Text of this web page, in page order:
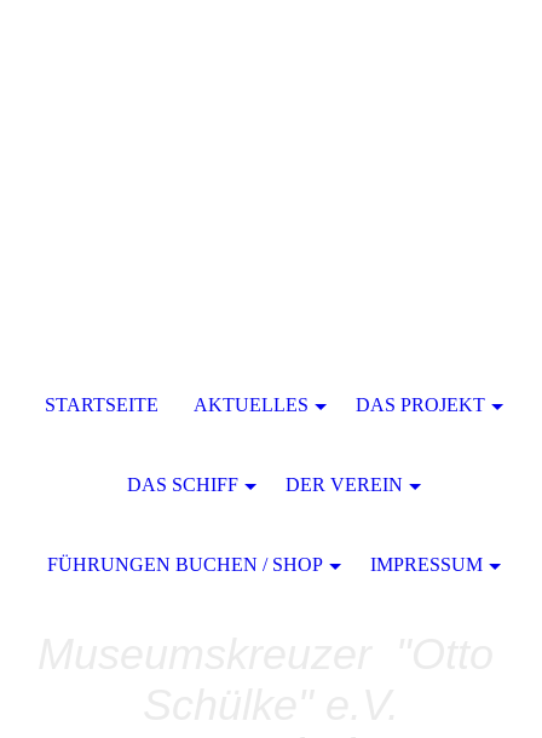
STARTSEITE AKTUELLES DAS PROJEKT
DAS SCHIFF DER VEREIN
FÜHRUNGEN BUCHEN / SHOP IMPRESSUM